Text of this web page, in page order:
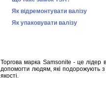
Як відремонтувати валізу
Як упаковувати валізу
Торгова марка Samsonite - це лідер
допомогти людям, які подорожують з
якості.